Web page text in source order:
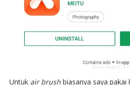
Untuk air brushbiasanya saya pakai